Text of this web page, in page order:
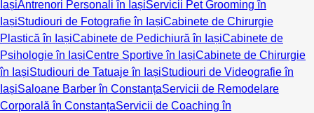
IașiAntrenori Personali în IașiServicii Pet Grooming în
IașiStudiouri de Fotografie în IașiCabinete de Chirurgie
Plastică în IașiCabinete de Pedichiură în IașiCabinete de
Psihologie în IașiCentre Sportive în IașiCabinete de Chirurgie
în IașiStudiouri de Tatuaje în IașiStudiouri de Videografie în
IașiSaloane Barber în ConstanțaServicii de Remodelare
Corporală în ConstanțaServicii de Coaching în